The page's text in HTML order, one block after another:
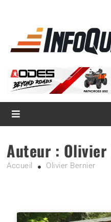
Magazine
Auteur :
Accueil Olivier Bernier